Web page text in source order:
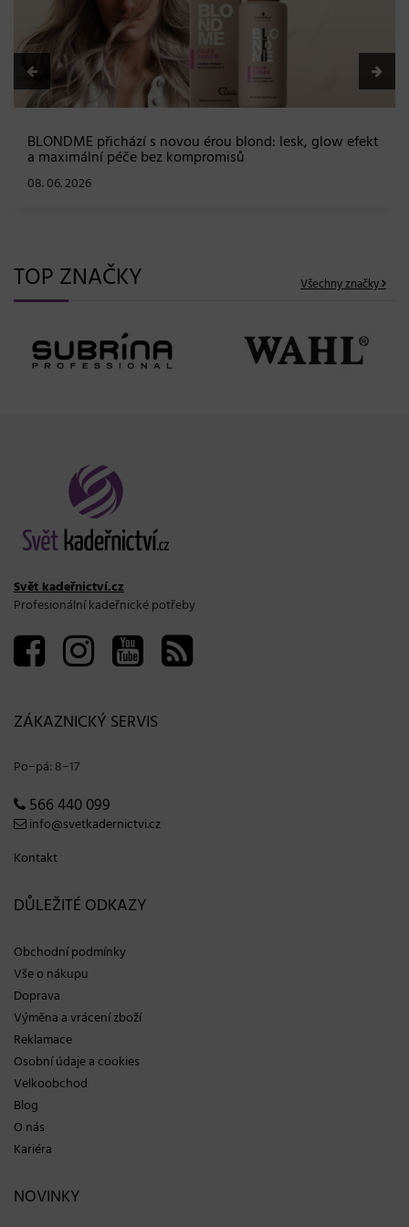
BLONDME přichází s novou érou blond: lesk, glow efekt
a maximální péče bez kompromisů
08. 06. 2026
TOP ZNAČKY Všechny značky
Svět kadeřnictví.cz
Profesionální kadeřnické potřeby
ZÁKAZNICKÝ SERVIS
Po−pá: 8−17
566 440 099
info@svetkadernictvi.cz
Kontakt
DŮLEŽITÉ ODKAZY
Obchodní podmínky
Vše o nákupu
Doprava
Výměna a vrácení zboží
Reklamace
Osobní údaje a cookies
Velkoobchod
Blog
O nás
Kariéra
NOVINKY